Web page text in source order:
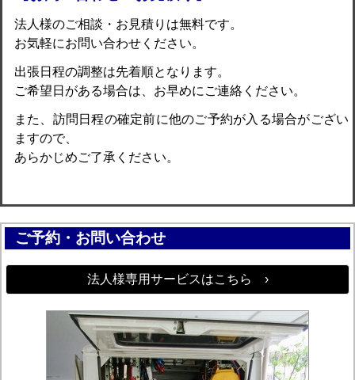
法人様のご相談・お見積りは無料です。
お気軽にお問い合わせください。
出張日程の調整は先着順となります。
ご希望日がある場合は、お早めにご連絡ください。
また、訪問日程の確定前に他のご予約が入る場合がござい
ますので、
あらかじめご了承ください。
ご予約・お問い合わせ
法人様専用サービスはこちら ›